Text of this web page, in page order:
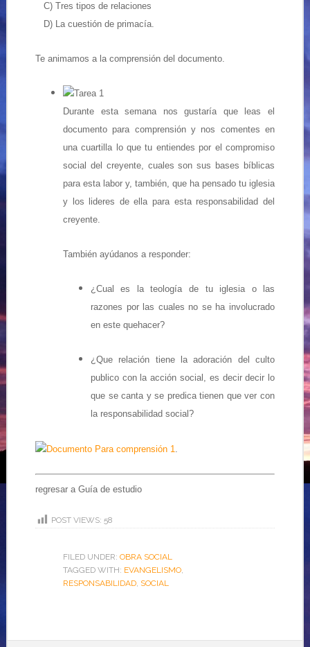
C) Tres tipos de relaciones
D) La cuestión de primacía.
Te animamos a la comprensión del documento.
Tarea 1
Durante esta semana nos gustaría que leas el
documento para comprensión y nos comentes en
una cuartilla lo que tu entiendes por el compromiso
social del creyente, cuales son sus bases bíblicas
para esta labor y, también, que ha pensado tu iglesia
y los lideres de ella para esta responsabilidad del
creyente.
También ayúdanos a responder:
¿Cual es la teología de tu iglesia o las
razones por las cuales no se ha involucrado
en este quehacer?
¿Que relación tiene la adoración del culto
publico con la acción social, es decir decir lo
que se canta y se predica tienen que ver con
la responsabilidad social?
Documento Para comprensión 1.
regresar a Guía de estudio
POST VIEWS: 58
FILED UNDER: OBRA SOCIAL
TAGGED WITH: EVANGELISMO,
RESPONSABILIDAD, SOCIAL